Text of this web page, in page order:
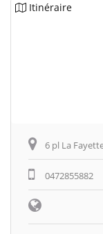
Itinéraire
6 pl La
0472855882